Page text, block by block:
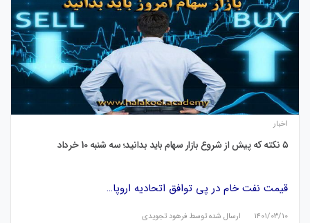
اخبار
۵ نکته که پیش از شروع بازار سهام باید بدانید؛ سه شنبه 10 خرداد
قیمت نفت خام در پی توافق اتحادیه اروپا…
۱۴۰۱/۰۳/۱۰ ارسال شده توسط فرهود تجویدی